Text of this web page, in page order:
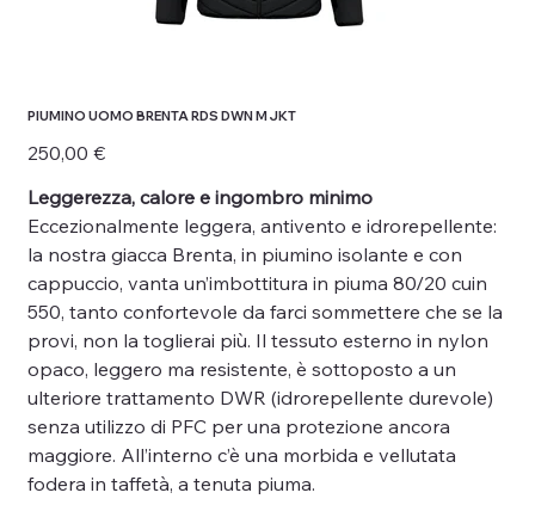
PIUMINO UOMO BRENTA RDS DWN M JKT
Prezzo
250,00 €
Leggerezza, calore e ingombro minimo
Eccezionalmente leggera, antivento e idrorepellente:
la nostra giacca Brenta, in piumino isolante e con
cappuccio, vanta un’imbottitura in piuma 80/20 cuin
550, tanto confortevole da farci sommettere che se la
provi, non la toglierai più. Il tessuto esterno in nylon
opaco, leggero ma resistente, è sottoposto a un
ulteriore trattamento DWR (idrorepellente durevole)
senza utilizzo di PFC per una protezione ancora
maggiore. All’interno c’è una morbida e vellutata
fodera in taffetà, a tenuta piuma.